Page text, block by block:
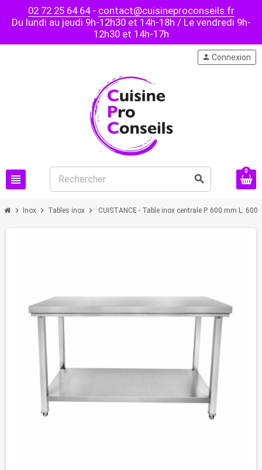
02 72 25 64 64- contact@cuisineproconseils.fr
Du lundi au jeudi 9h-12h30 et 14h-18h / Le vendredi 9h-
12h30 et 14h-17h
view_headline search
person Connexion
0
chevron_right Inox chevron_right Tables inox chevron_right CUISTANCE - Table inox centrale P. 600 mm L. 600